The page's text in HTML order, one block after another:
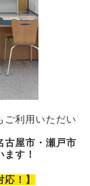
ご利用いただい
古屋市・瀬戸市
す！
！】